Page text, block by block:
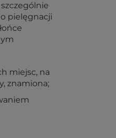
pielęgnacji
miejsc, na
znamiona;